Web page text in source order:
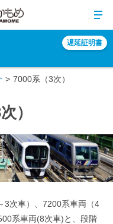
遅延証明書
7000系（3次）
）
3次車）、7200系車両（4
系車両(8次車)と、段階